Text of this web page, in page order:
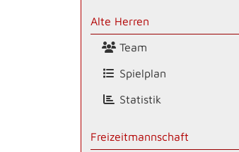
Alte Herren
Team
Spielplan
Statistik
Freizeitmannschaft